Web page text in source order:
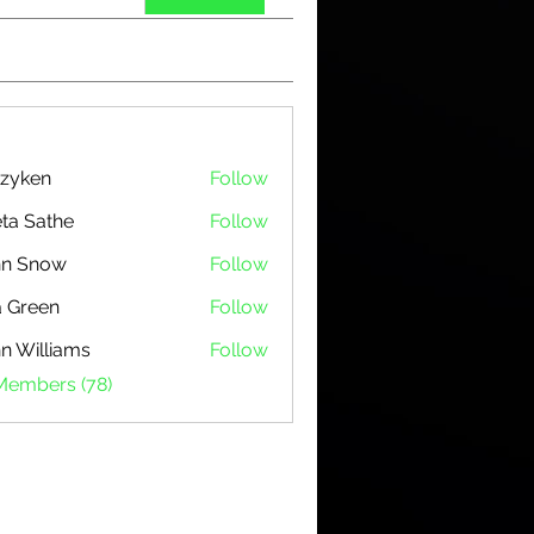
Follow
Sathe
Follow
Snow
Follow
Green
Follow
Williams
Follow
(78)